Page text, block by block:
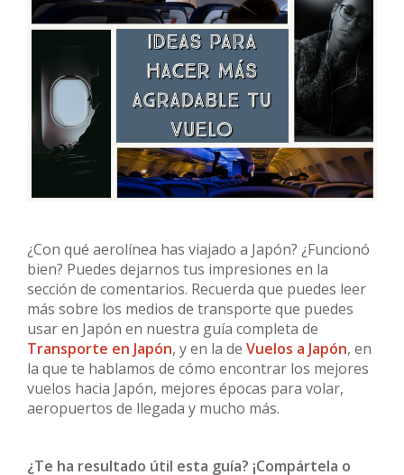
¿Con qué aerolínea has viajado a Japón? ¿Funcionó
bien? Puedes dejarnos tus impresiones en la
sección de comentarios. Recuerda que puedes leer
más sobre los medios de transporte que puedes
usar en Japón en nuestra guía completa de
Transporte en Japón, y en la de Vuelos a Japón, en
la que te hablamos de cómo encontrar los mejores
vuelos hacia Japón, mejores épocas para volar,
aeropuertos de llegada y mucho más.
¿Te ha resultado útil esta guía? ¡Compártela o